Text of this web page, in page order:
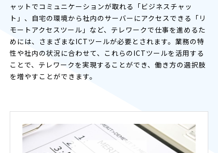
ャットでコミュニケーションが取れる「ビジネスチャッ
ト」、自宅の環境から社内のサーバーにアクセスできる「リ
モートアクセスツール」など、テレワークで仕事を進めるた
めには、さまざまなICTツールが必要とされます。業務の特
性や社内の状況に合わせて、これらのICTツールを活用する
ことで、テレワークを実現することができ、働き方の選択肢
を増やすことができます。